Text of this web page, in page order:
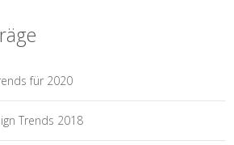
für 2020
Trends 2018